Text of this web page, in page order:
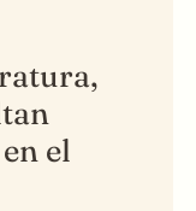
en el